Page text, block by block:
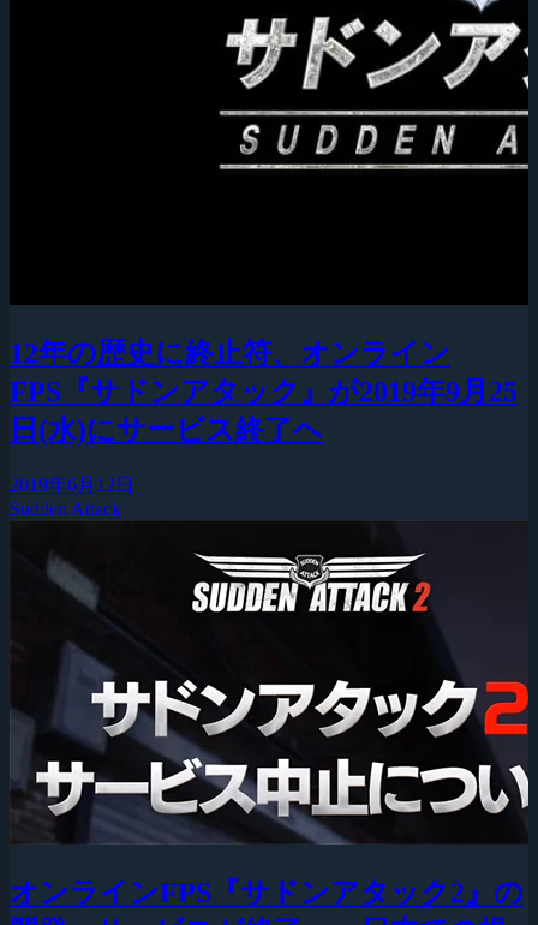
12年の歴史に終止符、オンライン
FPS『サドンアタック』が2019年9月25
日(水)にサービス終了ヘ
2019年6月12日
Sudden Attack
オンラインFPS『サドンアタック2』の